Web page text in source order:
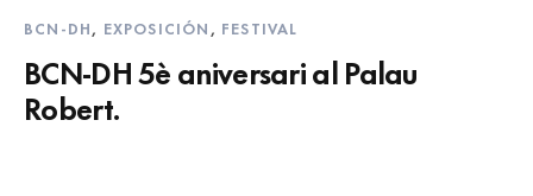
BCN-DH, EXPOSICIÓN , FESTIVAL
BCN-DH 5è aniversari al Palau
Robert.